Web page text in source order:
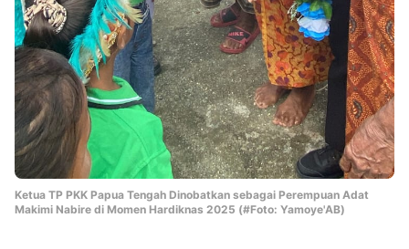
Ketua TP PKK Papua Tengah Dinobatkan sebagai Perempuan Adat
Makimi Nabire di Momen Hardiknas 2025 (#Foto: Yamoye'AB)